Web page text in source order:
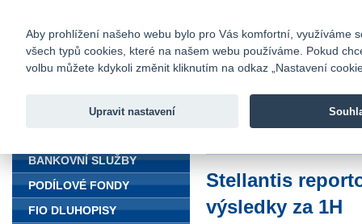
Fio banka
Fio banka
Stellantis
výsledky za 1H
BANKOVNÍ SLUŽBY
PODÍLOVÉ FONDY
FIO DLUHOPISY
Aby prohlížení našeho webu bylo pro Vás komfortní, využíváme
všech typů cookies, které na našem webu používáme. Pokud
volbu můžete kdykoli změnit kliknutím na odkaz „Nastavení
Upravit nastavení